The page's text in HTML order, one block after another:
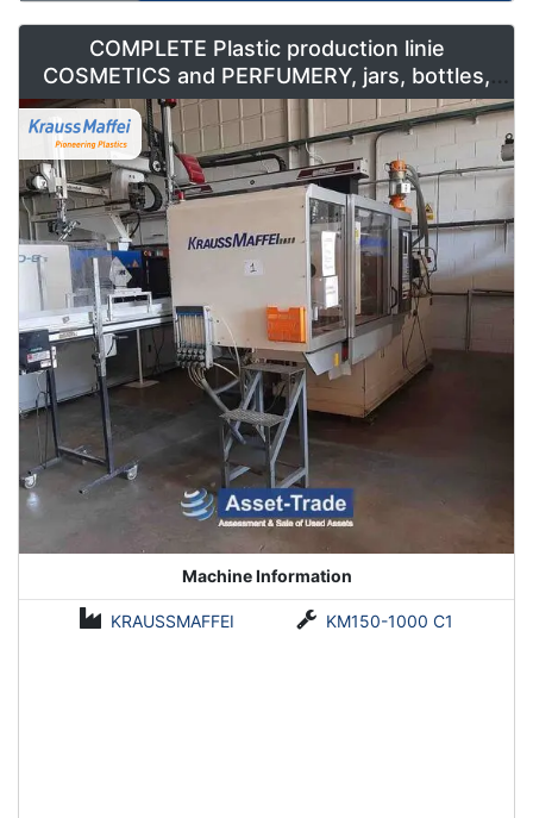
COMPLETE Plastic production linie
COSMETICS and PERFUMERY, jars, bottles,
caps and containers for sale
Machine Information
KRAUSSMAFFEI KM150-1000 C1